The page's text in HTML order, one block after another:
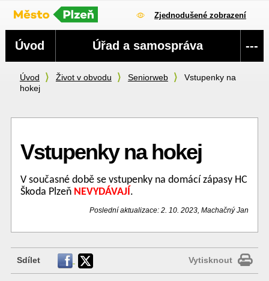
Zjednodušené zobrazení
Úvod Život v obvodu Seniorweb
Vstupenky na
hokej
Vstupenky na hokej
V současné době se vstupenky na domácí zápasy HC
Škoda Plzeň NEVYDÁVAJÍ.
Poslední aktualizace: 2. 10. 2023, Machačný Jan
Sdílet Vytisknout
Navigace
Úvod Úřad a samospráva ---